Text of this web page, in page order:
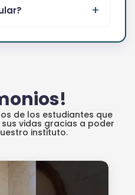
de los estudiantes que
vidas gracias a poder
instituto.